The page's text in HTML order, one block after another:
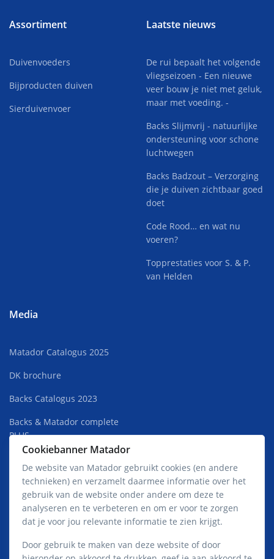
Assortiment
Duivenvoeders
Bijproducten duiven
Sierduivenvoer
Laatste nieuws
De rui bepaalt het volgende
vliegseizoen - Een nieuwe
veer bouw je niet met geluk,
maar met voeding. -
Backs Slijmvrij - natuurlijke
ondersteuning voor schone
luchtwegen
Backs Badzout – Verzorging
die je duiven zichtbaar goed
doet
Code Rood… en wat nu
voeren?
Topprestaties voor S. & P.
van Helden
Media
Matador Catalogus 2025
DK brochure
Backs Catalogus 2023
Backs & Matador complete
PLUS
Matador Premium Jong HOT
Privacy- en cookieverklaring Matador
Cookiebanner Matador
De website van Matador gebruikt cookies (en andere
technieken) en verzamelt daarmee informatie over het
gebruik van de website onder andere om deze te
analyseren en te verbeteren en om er voor te zorgen
dat je voor jou relevante informatie te zien krijgt.
Door gebruik te maken van deze website of door